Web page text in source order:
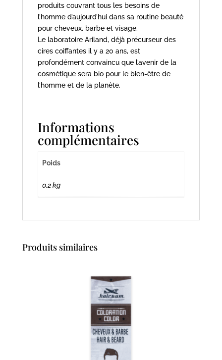
produits couvrant tous les besoins de
l’homme d’aujourd’hui dans sa routine beauté
pour cheveux, barbe et visage.
Le laboratoire Ariland, déjà précurseur des
cires coiffantes il y a 20 ans, est
profondément convaincu que l’avenir de la
cosmétique sera bio pour le bien-être de
l’homme et de la planète.
Informations
complémentaires
Poids
0,2 kg
Produits similaires